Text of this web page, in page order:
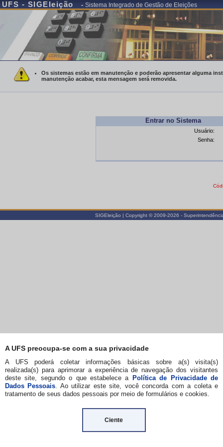
UFS - SIGEleição -Sistema Integrado de Gestão de Eleições
Os sistemas estão em manutenção e poderão apresentar alguma
manutenção acabar, esta mensagem será removida.
A UFS preocupa-se com a sua privacidade
A UFS poderá coletar informações básicas sobre a(s) visita(s)
realizada(s) para aprimorar a experiência de navegação dos visitantes
deste site, segundo o que estabelece a Política de Privacidade de
Dados Pessoais. Ao utilizar este site, você concorda com a coleta e
tratamento de seus dados pessoais por meio de formulários e cookies.
Ciente
Entrar no Sistema
Usuário:
Senha:
SIGEleição | Copyright © 2009-2026 -